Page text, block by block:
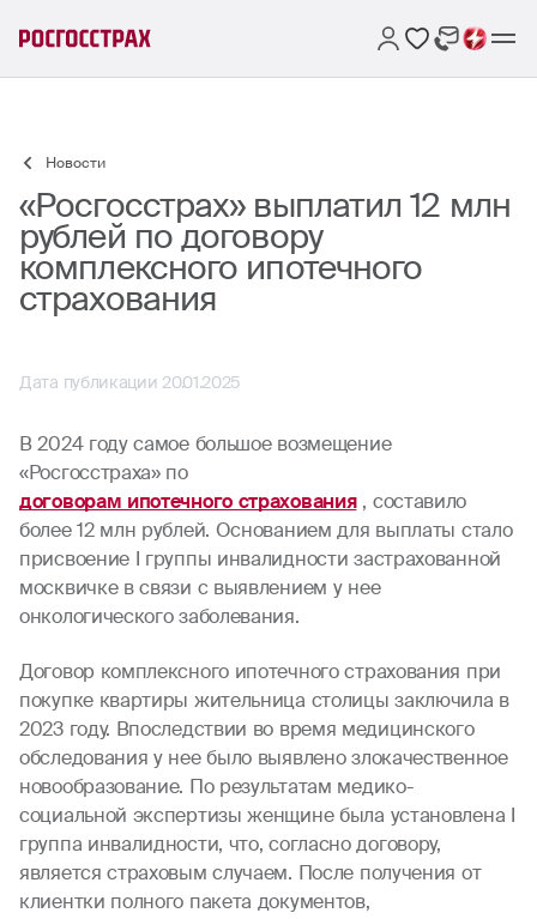
Новости
«Росгосстрах» выплатил 12 млн
рублей по договору
комплексного ипотечного
страхования
Дата публикации 20.01.2025
В 2024 году самое большое возмещение
«Росгосстраха» по
договорам ипотечного страхования , составило
более 12 млн рублей. Основанием для выплаты стало
присвоение I группы инвалидности застрахованной
москвичке в связи с выявлением у нее
онкологического заболевания.
Договор комплексного ипотечного страхования при
покупке квартиры жительница столицы заключила в
2023 году. Впоследствии во время медицинского
обследования у нее было выявлено злокачественное
новообразование. По результатам медико-
социальной экспертизы женщине была установлена I
группа инвалидности, что, согласно договору,
является страховым случаем. После получения от
клиентки полного пакета документов,